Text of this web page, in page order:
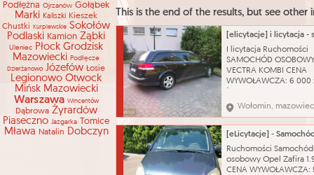
Podłężna Ojrzanów Gołąbek
Marki Kaliszki Kieszek
Chustki
Kurpiewskie Sokołów
Podlaski Kamion Ząbki
Uleniec Płock Grodzisk
Mazowiecki Podłęcze
Dzierżanowo Józefów Łosie
Legionowo Otwock
Mińsk Mazowiecki
Warszawa Wincentów
Dąbrowa Żyrardów
Piaseczno Jazgarka Tomice
Mława Natalin Dobczyn
This is the end of the results, but see other
I licytacja Ruchomości
SAMOCHÓD
VECTRA KOMBI CENA
WYWOŁAWCZA: 6 000
dokumentów. Dwa
Skrzynia biegów:
Nazwa katalogowa:
osobowy Marka: Opel
Vectra Typ nadwozia:
Pojemność silnika: 1910
Rodzaj paliwa: olej nap
Wołomin,
Ruchomości Samochód
osobowy Opel Zafira
CENA WYWOŁAWCZA: